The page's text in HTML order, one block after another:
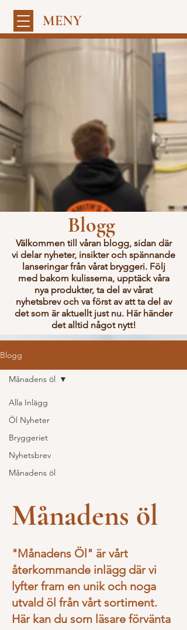
MENY
Blogg
Välkommen till våran blogg, sidan där
vi delar nyheter, insikter och spännande
lanseringar från vårat bryggeri. Följ
med bakom kulisserna, upptäck våra
nya produkter, ta del av vårat
nyhetsbrev och va först av att ta del av
det som är aktuellt just nu. Här händer
det alltid något nytt!
Blogg
Alla Inlägg
Öl Nyheter
Bryggeriet
Nyhetsbrev
Månadens öl
Månadens öl
Månadens öl
"Månadens Öl" är vårt
återkommande inlägg där vi
lyfter fram en unik och noga
utvald öl från vårt sortiment.
Här kan du som läsare förvänta